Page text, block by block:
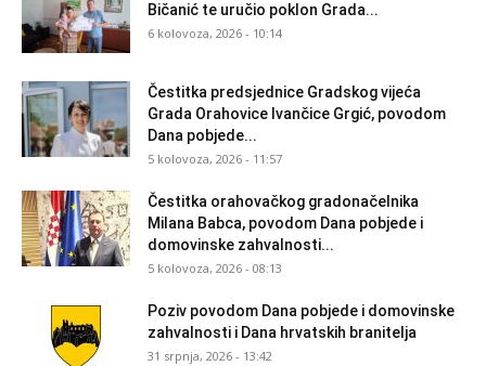
Bičanić te uručio poklon Grada...
6 kolovoza, 2026 - 10:14
Čestitka predsjednice Gradskog vijeća
Grada Orahovice Ivančice Grgić, povodom
Dana pobjede...
5 kolovoza, 2026 - 11:57
Čestitka orahovačkog gradonačelnika
Milana Babca, povodom Dana pobjede i
domovinske zahvalnosti...
5 kolovoza, 2026 - 08:13
Poziv povodom Dana pobjede i domovinske
zahvalnosti i Dana hrvatskih branitelja
31 srpnja, 2026 - 13:42